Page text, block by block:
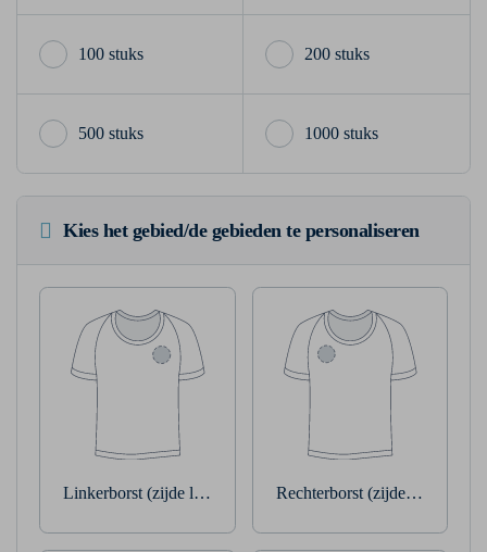
100 stuks 200 stuks
500 stuks 1000 stuks
Kies het gebied/de gebieden te personaliseren
Linkerborst (zijde linkerarm) Rechterborst (zijde